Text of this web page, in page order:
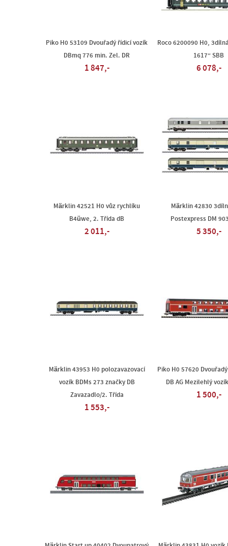
Piko H0 53109 Dvouřadý řídicí vozík
DBmq 776 min. Zel. DR
1 847,-
Roco 6200090 H0,
1617“ SBB
6 078,-
Märklin 42521 H0 vůz rychlíku
B4üwe, 2. Třída dB
2 011,-
Märklin 42830
Postexpress DM
5 350,-
Märklin 43953 H0 polozavazovací
vozík BDMs 273 značky DB
Zavazadlo/2. Třída
1 553,-
Piko H0 57620
DB AG Mezilehlý
1 500,-